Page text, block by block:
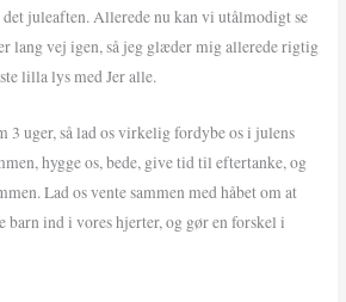
det juleaften. Allerede nu kan vi utålmodigt se
lang vej igen, så jeg glæder mig allerede rigtig
lilla lys med Jer alle.
3 uger, så lad os virkelig fordybe os i julens
hygge os, bede, give tid til eftertanke, og
Lad os vente sammen med håbet om at
barn ind i vores hjerter, og gør en forskel i